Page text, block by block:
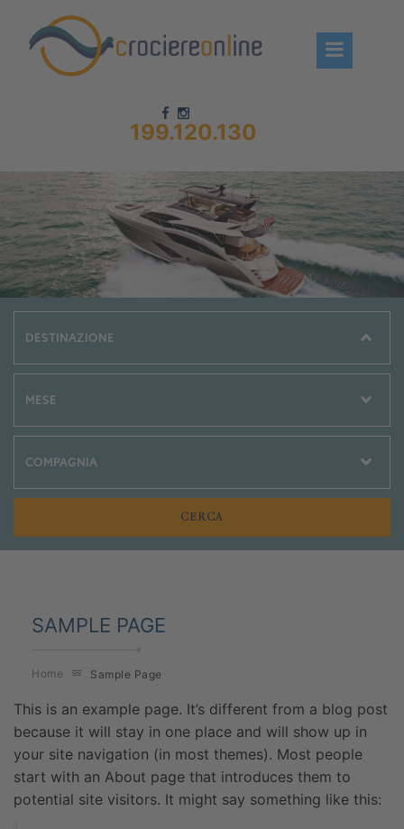
199.120.130
Chi siamo – CrociereOnLine
Destinazioni Crociere
Prenota crociere
News
SAMPLE PAGE
Home Sample Page
This is an example page. It’s different from a blog post
because it will stay in one place and will show up in
your site navigation (in most themes). Most people
start with an About page that introduces them to
potential site visitors. It might say something like this: